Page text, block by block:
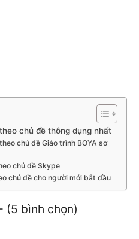
chủ đề thông dụng nhất
chủ đề Giáo trình BOYA sơ
chủ đề Skype
chủ đề cho người mới bắt đầu
(5 bình chọn)